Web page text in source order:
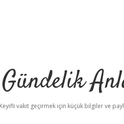
Gündelik
Keyifli vakit geçirmek için küçük bilgiler ve